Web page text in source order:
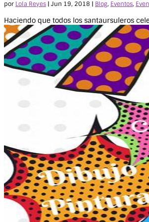
por Lola Reyes | Jun 19, 2018 | Blog, Eventos,
Haciendo que todos los santaursuleros